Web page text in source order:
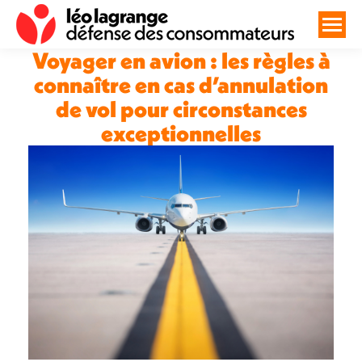
Voyager en avion : les règles à
connaître en cas d’annulation
de vol pour circonstances
exceptionnelles